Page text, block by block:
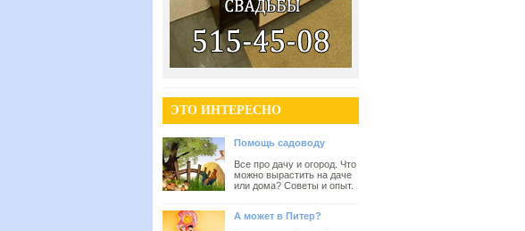
ЭТО ИНТЕРЕСНО
Помощь садоводу
Все про дачу и огород. Что
можно вырастить на даче
или дома? Советы и опыт.
А может в Питер?